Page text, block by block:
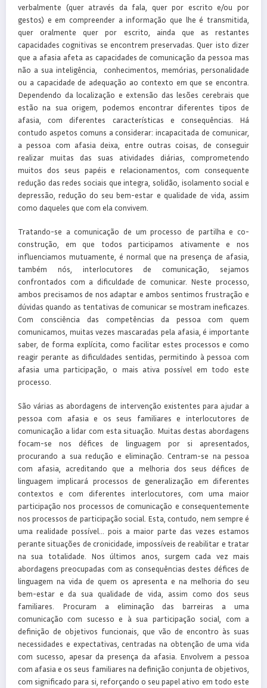
verbalmente (quer através da fala, quer por escrito e/ou por
gestos) e em compreender a informação que lhe é transmitida,
quer oralmente quer por escrito, ainda que as restantes
capacidades cognitivas se encontrem preservadas. Quer isto dizer
que a afasia afeta as capacidades de comunicação da pessoa mas
não a sua inteligência, conhecimentos, memórias, personalidade
ou a capacidade de adequação ao contexto em que se encontra.
Dependendo da localização e extensão das lesões cerebrais que
estão na sua origem, podemos encontrar diferentes tipos de
afasia, com diferentes características e consequências. Há
contudo aspetos comuns a considerar: incapacitada de comunicar,
a pessoa com afasia deixa, entre outras coisas, de conseguir
realizar muitas das suas atividades diárias, comprometendo
muitos dos seus papéis e relacionamentos, com consequente
redução das redes sociais que integra, solidão, isolamento social e
depressão, redução do seu bem-estar e qualidade de vida, assim
como daqueles que com ela convivem.
Tratando-se a comunicação de um processo de partilha e co-
construção, em que todos participamos ativamente e nos
influenciamos mutuamente, é normal que na presença de afasia,
também nós, interlocutores de comunicação, sejamos
confrontados com a dificuldade de comunicar. Neste processo,
ambos precisamos de nos adaptar e ambos sentimos frustração e
dúvidas quando as tentativas de comunicar se mostram ineficazes.
Com consciência das competências da pessoa com quem
comunicamos, muitas vezes mascaradas pela afasia, é importante
saber, de forma explícita, como facilitar estes processos e como
reagir perante as dificuldades sentidas, permitindo à pessoa com
afasia uma participação, o mais ativa possível em todo este
processo.
São várias as abordagens de intervenção existentes para ajudar a
pessoa com afasia e os seus familiares e interlocutores de
comunicação a lidar com esta situação. Muitas destas abordagens
focam-se nos défices de linguagem por si apresentados,
procurando a sua redução e eliminação. Centram-se na pessoa
com afasia, acreditando que a melhoria dos seus défices de
linguagem implicará processos de generalização em diferentes
contextos e com diferentes interlocutores, com uma maior
participação nos processos de comunicação e consequentemente
nos processos de participação social. Esta, contudo, nem sempre é
uma realidade possível… pois a maior parte das vezes estamos
perante situações de cronicidade, impossíveis de reabilitar e tratar
na sua totalidade. Nos últimos anos, surgem cada vez mais
abordagens preocupadas com as consequências destes défices de
linguagem na vida de quem os apresenta e na melhoria do seu
bem-estar e da sua qualidade de vida, assim como dos seus
familiares. Procuram a eliminação das barreiras a uma
comunicação com sucesso e à sua participação social, com a
definição de objetivos funcionais, que vão de encontro às suas
necessidades e expectativas, centradas na obtenção de uma vida
com sucesso, apesar da presença da afasia. Envolvem a pessoa
com afasia e os seus familiares na definição conjunta de objetivos,
com significado para si, reforçando o seu papel ativo em todo este